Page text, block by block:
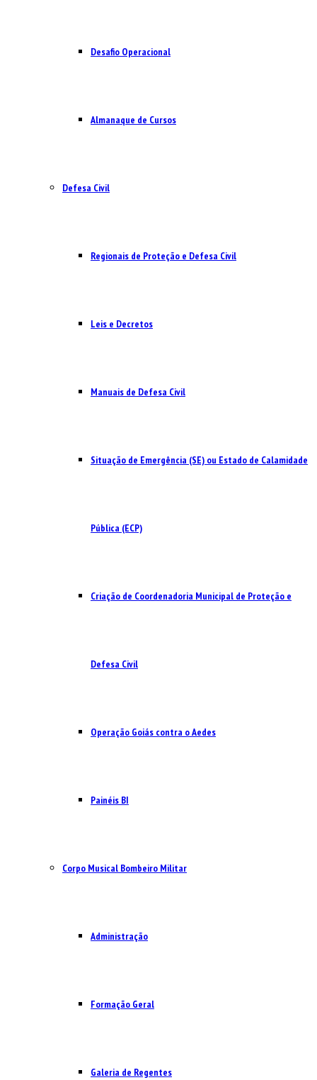
Desafio Operacional
Almanaque de Cursos
Defesa Civil
Regionais de Proteção e Defesa Civil
Leis e Decretos
Manuais de Defesa Civil
Situação de Emergência (SE) ou Estado de Calamidade
Pública (ECP)
Criação de Coordenadoria Municipal de Proteção e
Defesa Civil
Operação Goiás contra o Aedes
Painéis BI
Corpo Musical Bombeiro Militar
Administração
Formação Geral
Galeria de Regentes